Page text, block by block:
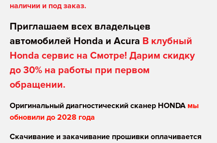
наличии и под заказ.
Приглашаем всех владельцев
автомобилей Honda и Acura В клубный
Honda сервис на Смотре! Дарим скидку
до 30% на работы при первом
обращении.
Оригинальный диагностический сканер HONDA мы
обновили до 2028 года
Скачивание и закачивание прошивки оплачивается